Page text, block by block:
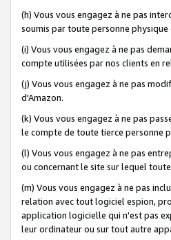
(h) Vous vous engagez à ne pas
soumis par toute personne physique
(i) Vous vous engagez à ne pas
compte utilisées par nos clients en
(j) Vous vous engagez à ne pas
d'Amazon.
(k) Vous vous engagez à ne pas
le compte de toute tierce personne
(l) Vous vous engagez à ne pas
ou concernant le site sur lequel
(m) Vous vous engagez à ne pas
relation avec tout logiciel espion,
application logicielle qui n'est pas
leur ordinateur ou sur tout autre